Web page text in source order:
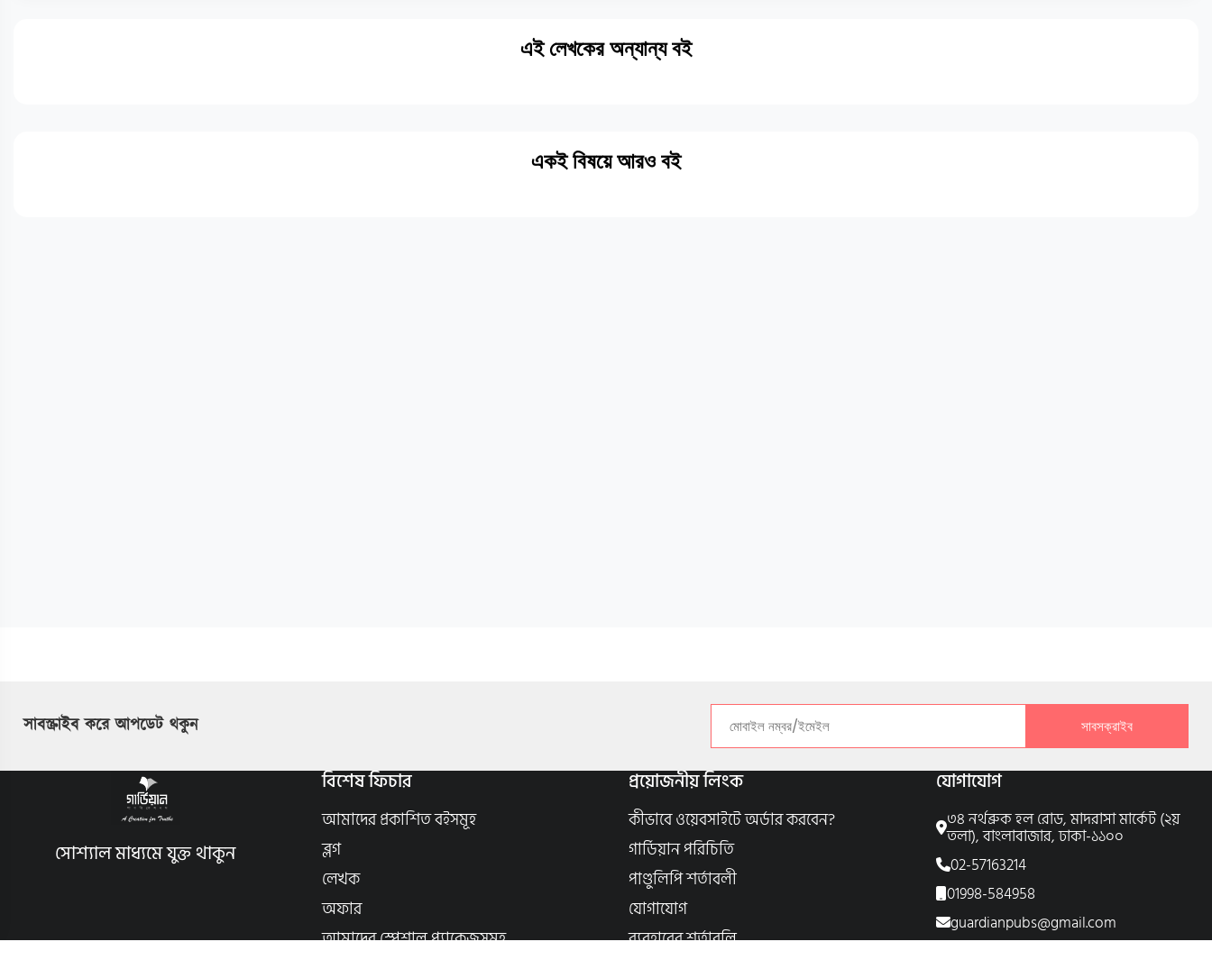
এই লেখকের অন্যান্য বই
একই বিষয়ে আরও বই
সাবস্ক্রাইব করে আপডেট থকুন সাবসক্রাইব
সোশ্যাল মাধ্যমে যুক্ত থাকুন
বিশেষ ফিচার
আমাদের প্রকাশিত বইসমূহ
ব্লগ
লেখক
অফার
আমাদের স্পেশাল প্যাকেজসমূহ
প্রয়োজনীয় লিংক
কীভাবে ওয়েবসাইটে অর্ডার করবেন?
গার্ডিয়ান পরিচিতি
পাণ্ডুলিপি শর্তাবলী
যোগাযোগ
ব্যবহারের শর্তাবলি
যোগাযোগ
৩৪ নর্থব্রুক হল রোড, মাদরাসা মার্কেট (২য়
তলা), বাংলাবাজার, ঢাকা-১১০০
02-57163214
01998-584958
guardianpubs@gmail.com